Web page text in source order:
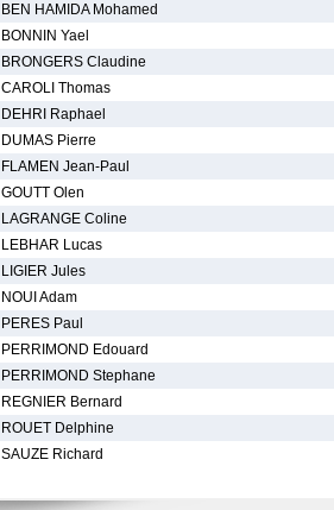
BEN HAMIDA Mohamed
BONNIN Yael
BRONGERS Claudine
CAROLI Thomas
DEHRI Raphael
DUMAS Pierre
FLAMEN Jean-Paul
GOUTT Olen
LAGRANGE Coline
LEBHAR Lucas
LIGIER Jules
NOUI Adam
PERES Paul
PERRIMOND Edouard
PERRIMOND Stephane
REGNIER Bernard
ROUET Delphine
SAUZE Richard